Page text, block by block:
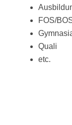
FOS/
Quali
etc.